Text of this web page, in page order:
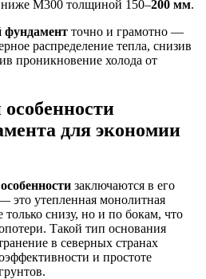
М300 толщиной 150–200 мм.
фундамент точно и грамотно —
распределение тепла, снизив
проникновение холода от
для экономии
заключаются в его
это утепленная монолитная
только снизу, но и по бокам, что
Такой тип основания
в северных странах
и простоте